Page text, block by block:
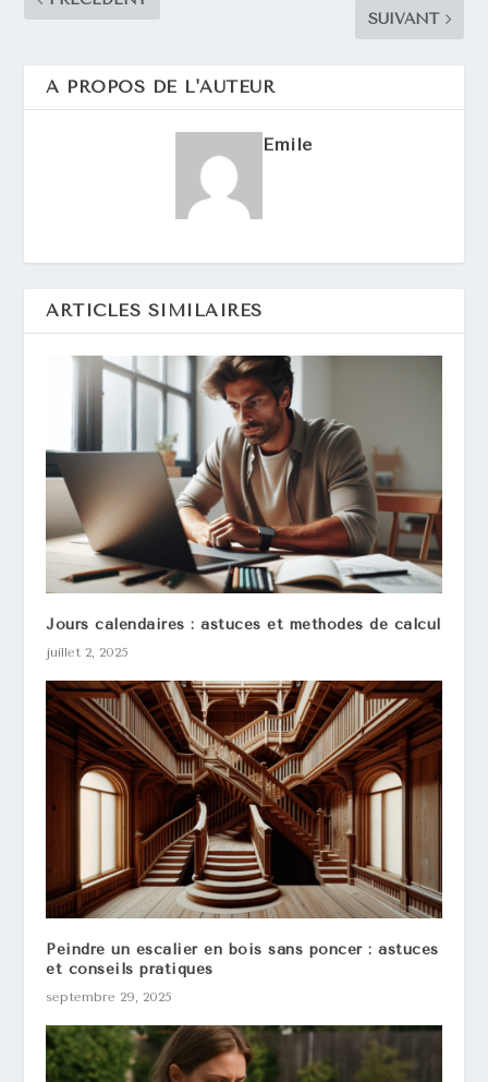
SUIVANT
A PROPOS DE L'AUTEUR
Emile
ARTICLES SIMILAIRES
Jours calendaires : astuces et méthodes de calcul
juillet 2, 2025
Peindre un escalier en bois sans poncer : astuces
et conseils pratiques
septembre 29, 2025